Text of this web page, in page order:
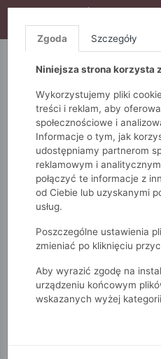
S10), DODATKOWE
5.10.15.
Monnari Dodatki
Zgoda Szczegóły
Niniejsza strona korzysta
Wykorzystujemy pliki
treści i reklam, aby
społecznościowe i
Informacje o tym, jak
udostępniamy partnerom
reklamowym i
połączyć te informacje z
od Ciebie lub uzyskanymi
usług.
Poszczególne ustawienia
zmieniać po kliknięciu
Aby wyrazić zgodę na
urządzeniu końcowym
wskazanych wyżej